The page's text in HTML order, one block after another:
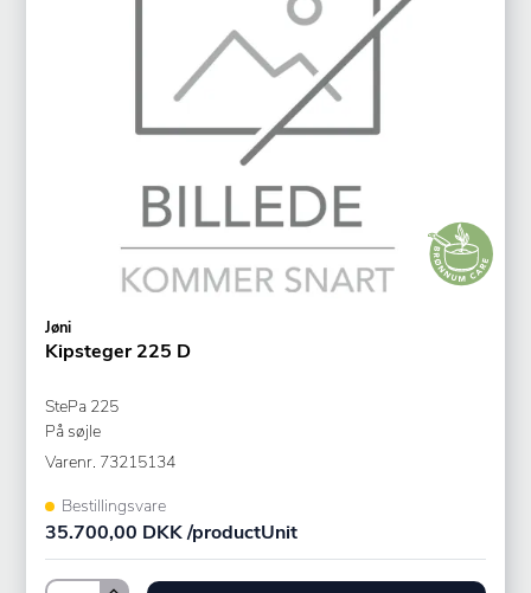
Jøni
Kipsteger 225 D
StePa 225
På søjle
Varenr. 73215134
Bestillingsvare
35.700,00 DKK /productUnit